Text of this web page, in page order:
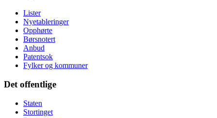
Lister
Nyetableringer
Opphørte
Børsnotert
Anbud
Patentsok
Fylker og kommuner
Det offentlige
Staten
Stortinget